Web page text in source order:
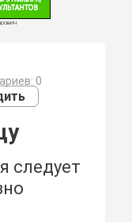
0
следует